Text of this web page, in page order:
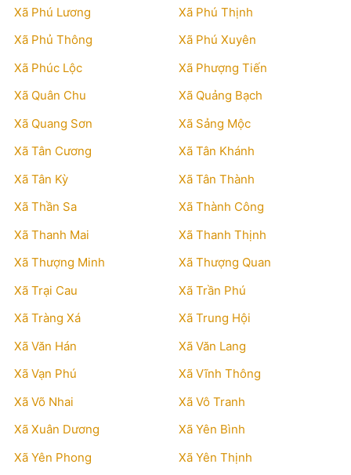
Xã Phú Lương
Xã Phú Thịnh
Xã Phủ Thông
Xã Phú Xuyên
Xã Phúc Lộc
Xã Phượng Tiến
Xã Quân Chu
Xã Quảng Bạch
Xã Quang Sơn
Xã Sảng Mộc
Xã Tân Cương
Xã Tân Khánh
Xã Tân Kỳ
Xã Tân Thành
Xã Thần Sa
Xã Thành Công
Xã Thanh Mai
Xã Thanh Thịnh
Xã Thượng Minh
Xã Thượng Quan
Xã Trại Cau
Xã Trần Phú
Xã Tràng Xá
Xã Trung Hội
Xã Văn Hán
Xã Văn Lang
Xã Vạn Phú
Xã Vĩnh Thông
Xã Võ Nhai
Xã Vô Tranh
Xã Xuân Dương
Xã Yên Bình
Xã Yên Phong
Xã Yên Thịnh